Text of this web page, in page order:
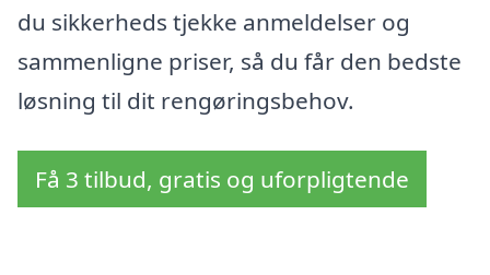
du sikkerheds tjekke anmeldelser og
sammenligne priser, så du får den bedste
løsning til dit rengøringsbehov.
Få 3 tilbud, gratis og uforpligtende